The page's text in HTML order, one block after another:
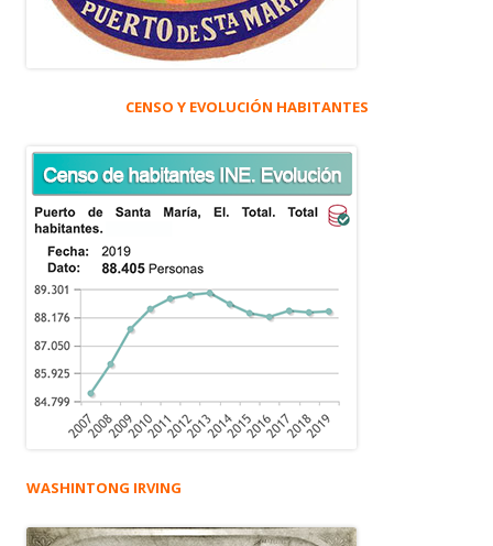
CENSO Y EVOLUCIÓN HABITANTES
WASHINTONG IRVING